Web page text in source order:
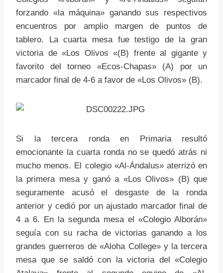
forzando «la máquina» ganando sus respectivos
encuentros por amplio margen de puntos de
tablero. La cuarta mesa fue testigo de la gran
victoria de «Los Olivos «(B) frente al gigante y
favorito del torneo «Ecos-Chapas» (A) por un
marcador final de 4-6 a favor de «Los Olivos» (B).
Si la tercera ronda en Primaria resultó
emocionante la cuarta ronda no se quedó atrás ni
mucho menos. El colegio «Al-Ándalus» aterrizó en
la primera mesa y ganó a «Los Olivos» (B) que
seguramente acusó el desgaste de la ronda
anterior y cedió por un ajustado marcador final de
4 a 6. En la segunda mesa el «Colegio Alborán»
seguía con su racha de victorias ganando a los
grandes guerreros de «Aloha College» y la tercera
mesa que se saldó con la victoria del «Colegio